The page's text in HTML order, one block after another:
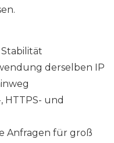
derselben IP
und
Anfragen für groß